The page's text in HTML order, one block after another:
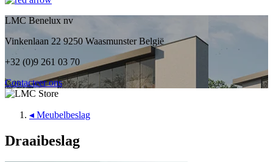
LMC Benelux nv
Vinkenlaan 22 9250 Waasmunster België
+32 (0)9 261 03 70
Contacteer ons
◂ Meubelbeslag
Draaibeslag